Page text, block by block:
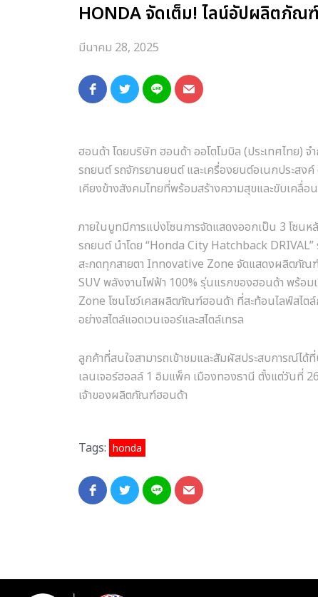
HONDA จัดเต็ม! ไลน์อัปผลิตภัณ
มีนาคม 28, 2025
ฮอนด้า โดยบริษัท ฮอนด้า ออโตโมบิล (ประเทศไทย) จ
รถยนต์ รถจักรยานยนต์ และเครื่องยนต์อเนกประสงค์
เคียงข้างสังคมไทยที่พร้อมสร้างความสุขและขับเคลื่
ภายในบูทมีการแบ่งโซนการจัดแสดงออกเป็น 3 โซนห
รถยนต์ นำโดย “Honda City Hatchback DRIVAL”
สะกดทุกสายตา Innovative Zone จัดแสดงผลิตภัณ
SUVพลังงานไฟฟ้า 100% รุ่นแรกของฮอนด้า พร้อมเ
Zone โซนโชว์เคสผลิตภัณฑ์ฮอนด้า ที่สะท้อนไลฟ์สไต
อย่างสไตล์แอดเวนเจอร์และสไตล์เทรล
ลูกค้าที่สนใจสามารถเข้าชมและสัมผัสประสบการณ์ได้
เลนเจอร์ฮอลล์ 1 อิมแพ็ค เมืองทองธานี ตั้งแต่วันที่ 26
เจ้าของผลิตภัณฑ์ฮอนด้า
Tags: honda